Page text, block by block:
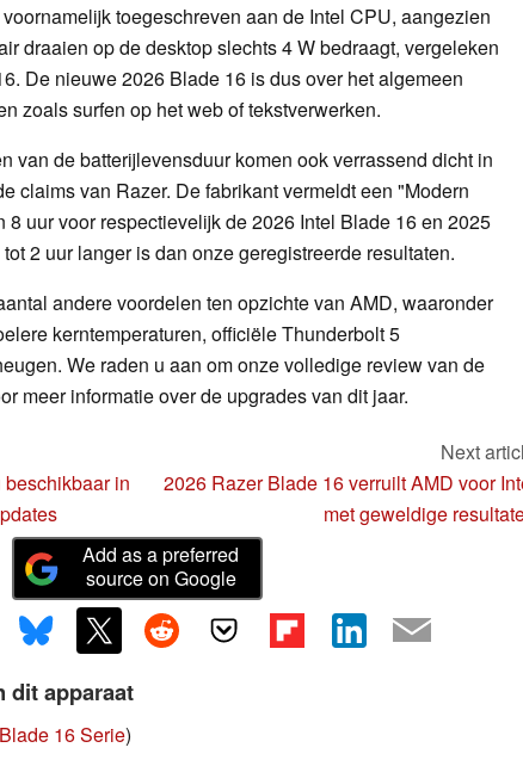
toegeschreven aan de Intel CPU, aangezien
draaien op de desktop slechts 4 W bedraagt, vergeleken
De nieuwe 2026 Blade 16 is dus over het algemeen
zoals surfen op het web of tekstverwerken.
van de batterijlevensduur komen ook verrassend dicht in
claims van Razer. De fabrikant vermeldt een "Modern
8 uur voor respectievelijk de 2026 Intel Blade 16 en 2025
2 uur langer is dan onze geregistreerde resultaten.
andere voordelen ten opzichte van AMD, waaronder
kerntemperaturen, officiële Thunderbolt 5
We raden u aan om onze volledige review van de
meer informatie over de upgrades van dit jaar.
in
Next
2026 Razer Blade 16 verruilt AMD voor
met geweldige
Add as a preferred
source on Google
dit apparaat
Blade 16 Serie)